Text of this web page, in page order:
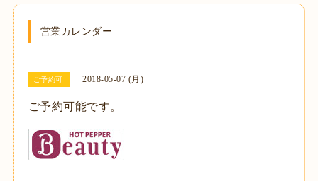
営業カレンダー
ご予約可 2018-05-07 (月)
ご予約可能です。